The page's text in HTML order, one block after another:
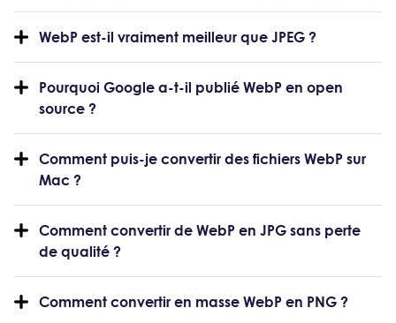
WebP est-il vraiment meilleur que JPEG ?
Pourquoi Google a-t-il publié WebP en open
source ?
Comment puis-je convertir des fichiers WebP sur
Mac ?
Comment convertir de WebP en JPG sans perte
de qualité ?
Comment convertir en masse WebP en PNG ?